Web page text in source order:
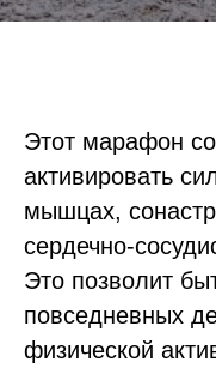
Этот марафон
активировать
мышцах,
сердечно-
Это позволит
повседневных
физической